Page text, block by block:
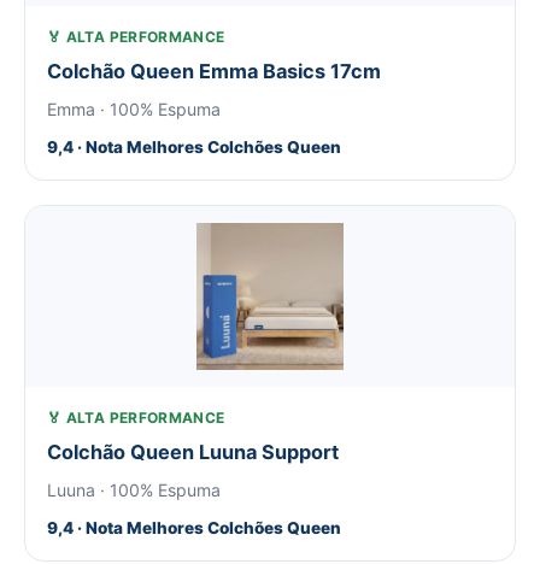
🏅 ALTA PERFORMANCE
Colchão Queen Emma Basics 17cm
Emma · 100% Espuma
9,4 · Nota Melhores Colchões Queen
🏅 ALTA PERFORMANCE
Colchão Queen Luuna Support
Luuna · 100% Espuma
9,4 · Nota Melhores Colchões Queen